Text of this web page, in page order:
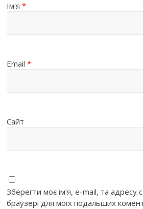
Ім'я*
Email*
Сайт
Зберегти моє ім'я, e-mail, та адресу
браузері для моїх подальших